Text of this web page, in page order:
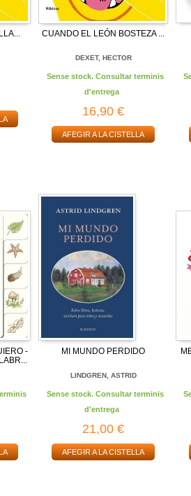
CUANDO EL LEÓN BOSTEZA ...
DEXET, HECTOR
Sense stock. Consultar terminis
d'entrega
16,90 €
AFEGIR A LA CISTELLA
-
MI MUNDO PERDIDO
LINDGREN, ASTRID
Sense stock. Consultar terminis
d'entrega
21,00 €
AFEGIR A LA CISTELLA